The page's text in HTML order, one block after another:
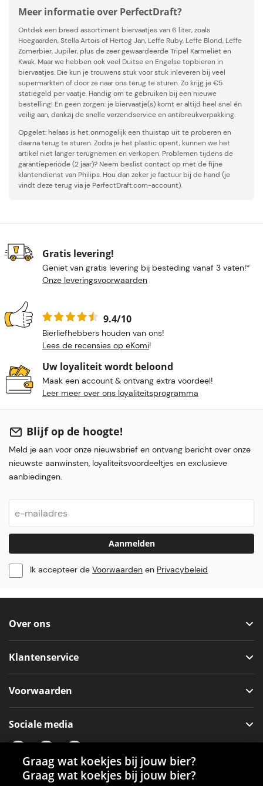
Meer informatie over PerfectDraft?
Ontdek een breed assortiment biervaatjes van 6 liter, zoals
Hoegaarden, Stella Artois of Hertog Jan, Leffe Ruby, Leffe Blond, Leffe
Zomerbier, Jupiler, plus de zeer gewaardeerde Tripel Karmeliet en
Kwak. Maar we hebben ook veel Duitse en Engelse topbieren in
biervaatjes. Die kun je trouwens stuk voor stuk inleveren bij veel
supermarkten of door ze naar ons terug te sturen. Zo krijg je €5
statiegeld per vaatje. Handig om te gebruiken bij een nieuwe
bestelling! En geen zorgen: je biervaatje(s) komt er altijd heel snel én
veilig aan, dankzij de snelle verzendservice en antibreukverpakking.
Opgelet: helaas is het onmogelijk een thuistap uit te proberen en
daarna terug te sturen. Zodra je het plastic opent, kunnen we het
artikel niet langer terugnemen en verkopen. Problemen tijdens de
garantieperiode (2 jaar)? Neem beslist contact op met de fijne
klantendienst van Philips. Hou dan zeker je factuur bij de hand (je
vindt deze terug via je PerfectDraft.com-account).
Gratis levering!
Geniet van gratis levering bij besteding vanaf 3 vaten!*
Onze leveringsvoorwaarden
9.4/10
Bierliefhebbers houden van ons!
Lees de recensies op eKomi!
Uw loyaliteit wordt beloond
Maak een account & ontvang extra voordeel!
Leer meer over ons loyaliteitsprogramma
Blijf op de hoogte!
Meld je aan voor onze nieuwsbrief en ontvang bericht over onze
nieuwste aanwinsten, loyaliteitsvoordeeltjes en exclusieve
aanbiedingen.
Aanmelden
Ik accepteer de Voorwaarden en Privacybeleid
Over ons
Klantenservice
Voorwaarden
Sociale media
Graag wat koekjes bij jouw bier?
Graag wat koekjes bij jouw bier?